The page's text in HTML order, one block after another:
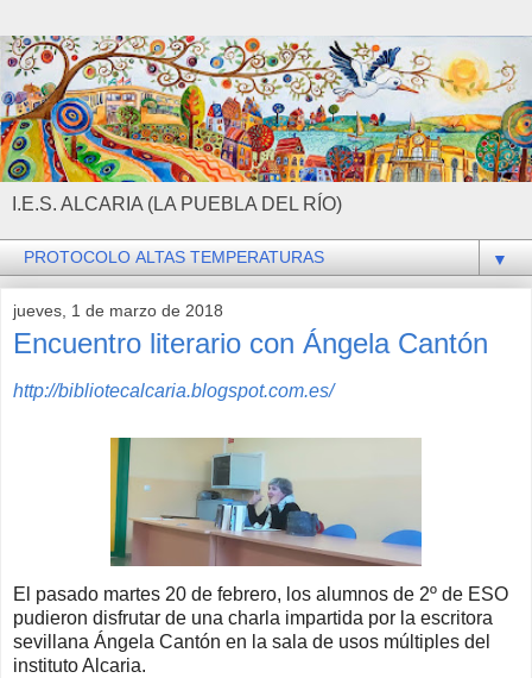
I.E.S. ALCARIA (LA PUEBLA DEL RÍO)
▼
jueves, 1 de marzo de 2018
Encuentro literario con Ángela Cantón
http://bibliotecalcaria.blogspot.com.es/
El pasado martes 20 de febrero, los alumnos de 2º de ESO
pudieron disfrutar de una charla impartida por la escritora
sevillana Ángela Cantón en la sala de usos múltiples del
instituto Alcaria.